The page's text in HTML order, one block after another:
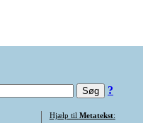
?
Hjælp til Metatekst: